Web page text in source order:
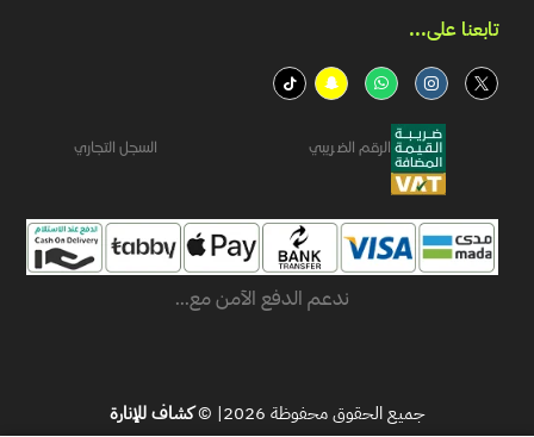
تابعنا على...​
الرقم الضريبي السجل التجاري
ندعم الدفع الآمن مع...
جميع الحقوق محفوظة 2026| © كشاف للإنارة